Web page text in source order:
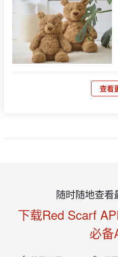
查看
随时随地查看
下载Red Scarf
必备